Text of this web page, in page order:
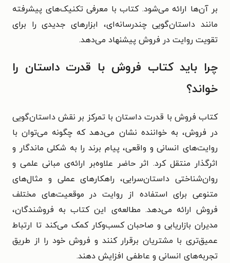
بر آن‌ها ارائه می‌شود. کتاب با معرفی تکنیک‌های پیشرفته
مانند داستان‌گویی چندرسانه‌ای، ابزارهای جدیدی را برای
تقویت روایت در فروش پیشنهاد می‌دهد.
چرا باید کتاب فروش با قدرت داستان را
خواند؟
کتاب فروش با قدرت داستان با تمرکز بر نقش داستان‌گویی
در فروش، به خواننده نشان می‌دهد که چگونه می‌توان با
روایت‌های انسانی و واقعی، پیام برند را به شکلی ماندگار و
اثرگذار منتقل کرد. اثر حاضر علاوه‌بر ارائه‌ی مبانی علمی و
روان‌شناختی داستان‌سرایی، راهکارهای عملی و مثال‌های
متنوعی برای استفاده از روایت در موقعیت‌های مختلف
فروش ارائه می‌دهد. مطالعه‌ی این کتاب به فروشندگان،
مدیران بازاریابی و صاحبان کسب‌وکار کمک می‌کند تا ارتباط
عمیق‌تری با مشتریان برقرار کنند و فروش خود را از طریق
تجربه‌های انسانی و عاطفی افزایش دهند.